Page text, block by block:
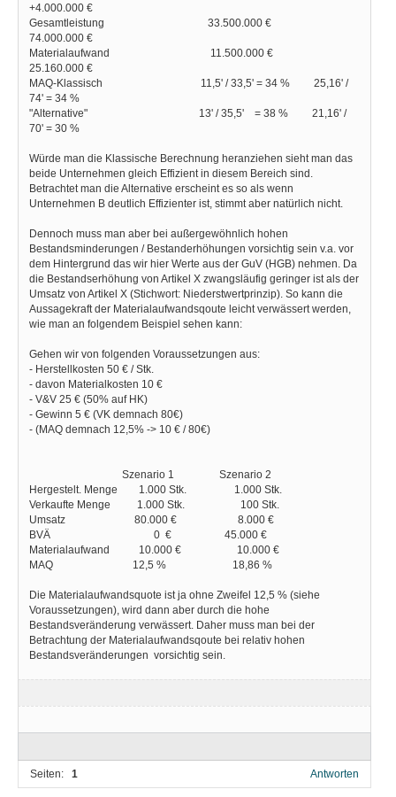
+4.000.000 €
Gesamtleistung 33.500.000 €
74.000.000 €
Materialaufwand 11.500.000 €
25.160.000 €
MAQ-Klassisch 11,5' / 33,5' = 34 % 25,16' /
74' = 34 %
"Alternative" 13' / 35,5' = 38 % 21,16' /
70' = 30 %
Würde man die Klassische Berechnung heranziehen sieht man das
beide Unternehmen gleich Effizient in diesem Bereich sind.
Betrachtet man die Alternative erscheint es so als wenn
Unternehmen B deutlich Effizienter ist, stimmt aber natürlich nicht.
Dennoch muss man aber bei außergewöhnlich hohen
Bestandsminderungen / Bestanderhöhungen vorsichtig sein v.a. vor
dem Hintergrund das wir hier Werte aus der GuV (HGB) nehmen. Da
die Bestandserhöhung von Artikel X zwangsläufig geringer ist als der
Umsatz von Artikel X (Stichwort: Niederstwertprinzip). So kann die
Aussagekraft der Materialaufwandsqoute leicht verwässert werden,
wie man an folgendem Beispiel sehen kann:
Gehen wir von folgenden Voraussetzungen aus:
- Herstellkosten 50 € / Stk.
- davon Materialkosten 10 €
- V&V 25 € (50% auf HK)
- Gewinn 5 € (VK demnach 80€)
- (MAQ demnach 12,5% -> 10 € / 80€)
Szenario 1 Szenario 2
Hergestelt. Menge 1.000 Stk. 1.000 Stk.
Verkaufte Menge 1.000 Stk. 100 Stk.
Umsatz 80.000 € 8.000 €
BVÄ 0 € 45.000 €
Materialaufwand 10.000 € 10.000 €
MAQ 12,5 % 18,86 %
Die Materialaufwandsquote ist ja ohne Zweifel 12,5 % (siehe
Voraussetzungen), wird dann aber durch die hohe
Bestandsveränderung verwässert. Daher muss man bei der
Betrachtung der Materialaufwandsqoute bei relativ hohen
Bestandsveränderungen vorsichtig sein.
Seiten: 1 Antworten